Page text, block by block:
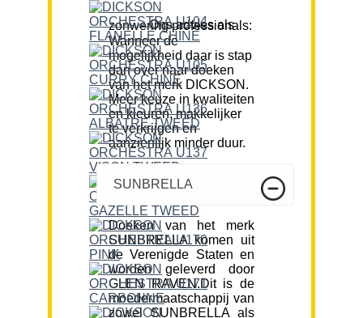
Ons advies als zonwering professionals:
Wanneer de
mogelijkheid daar is stap
dan over naar doeken
van het merk DICKSON.
Meer keuze in kwaliteiten
en kleuren, makkelijker
te verkrijgen en
aanzienlijk minder duur.
SUNBRELLA
Doeken van het merk
SUNBRELLA komen uit
de Verenigde Staten en
worden geleverd door
GLEN RAVEN.Dit is de
moedermaatschappij van
zowel SUNBRELLA als